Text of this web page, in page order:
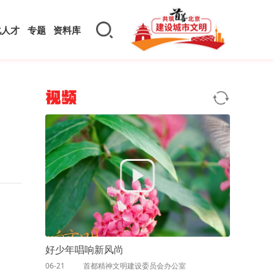
才 专题 资料库
视频
好少年唱响新风尚
06-21 首都精神文明建设委员会办公室